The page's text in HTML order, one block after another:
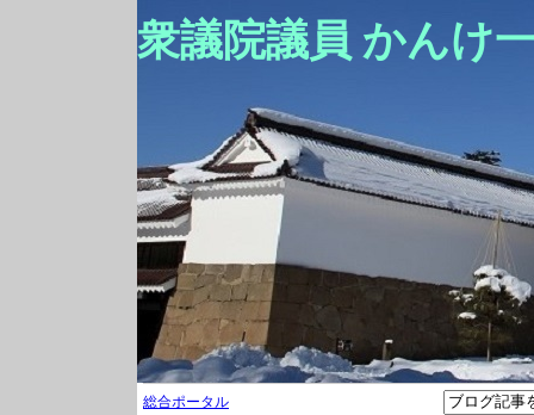
衆議院議員 かんけ
総合ポータル